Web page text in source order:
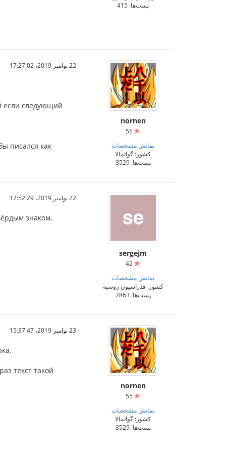
پست‌ها: 415
nornen
نمایش مشخصات
کشور: گواتمالا
پست‌ها: 3529
22 نوامبر 2019،‏ 17:27:02
если следующий
писался как
sergejm
نمایش مشخصات
کشور: فدراسیون روسیه
پست‌ها: 2863
22 نوامبر 2019،‏ 17:52:29
знаком,
nornen
نمایش مشخصات
کشور: گواتمالا
پست‌ها: 3529
23 نوامبر 2019،‏ 15:37:47
текст такой